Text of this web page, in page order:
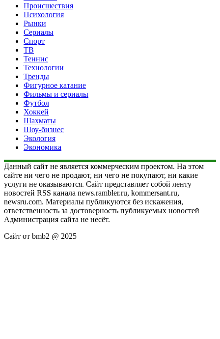
Происшествия
Психология
Рынки
Сериалы
Спорт
ТВ
Теннис
Технологии
Тренды
Фигурное катание
Фильмы и сериалы
Футбол
Хоккей
Шахматы
Шоу-бизнес
Экология
Экономика
Данный сайт не является коммерческим проектом. На этом
сайте ни чего не продают, ни чего не покупают, ни какие
услуги не оказываются. Сайт представляет собой ленту
новостей RSS канала news.rambler.ru, kommersant.ru,
newsru.com. Материалы публикуются без искажения,
ответственность за достоверность публикуемых новостей
Администрация сайта не несёт.
Сайт от bmb2 @ 2025